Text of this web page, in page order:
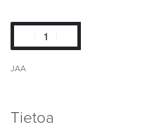
JAA
Tietoa